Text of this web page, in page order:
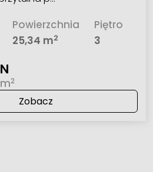
Powierzchnia
25,34 m2
Piętro
3
2
Zobacz